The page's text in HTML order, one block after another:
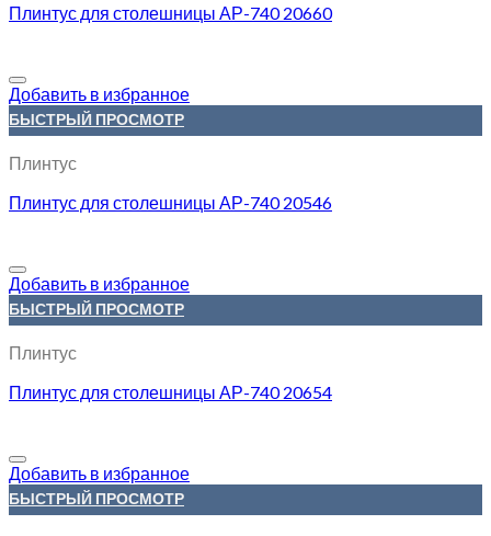
Плинтус для столешницы АР-740 20660
Добавить в избранное
БЫСТРЫЙ ПРОСМОТР
Плинтус
Плинтус для столешницы АР-740 20546
Добавить в избранное
БЫСТРЫЙ ПРОСМОТР
Плинтус
Плинтус для столешницы АР-740 20654
Добавить в избранное
БЫСТРЫЙ ПРОСМОТР